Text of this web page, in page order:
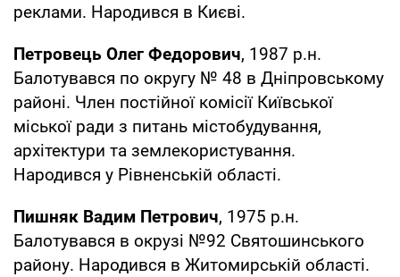
реклами. Народився в Києві.
Петровець Олег Федорович, 1987 р.н.
Балотувався по округу № 48 в Дніпровському
районі. Член постійної комісії Київської
міської ради з питань містобудування,
архітектури та землекористування.
Народився у Рівненській області.
Пишняк Вадим Петрович, 1975 р.н.
Балотувався в окрузі №92 Святошинського
району. Народився в Житомирській області.